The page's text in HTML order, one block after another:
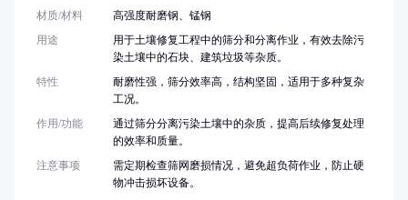
材质/材料
高强度耐磨钢、锰钢
用途
用于土壤修复工程中的筛分和分离作业，有效去除污
染土壤中的石块、建筑垃圾等杂质。
特性
耐磨性强，筛分效率高，结构坚固，适用于多种复杂
工况。
作用/功能
通过筛分分离污染土壤中的杂质，提高后续修复处理
的效率和质量。
注意事项
需定期检查筛网磨损情况，避免超负荷作业，防止硬
物冲击损坏设备。